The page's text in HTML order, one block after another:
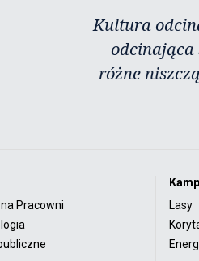
Kultura
odcinająca
różne
Pracowni
Lasy